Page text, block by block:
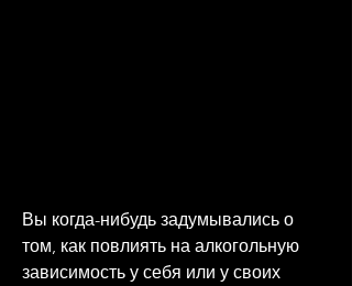
Вы когда-нибудь задумывались о
том, как повлиять на алкогольную
зависимость у себя или у своих